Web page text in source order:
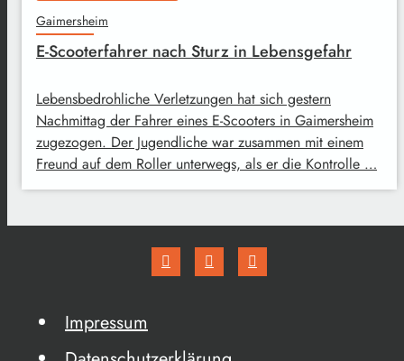
Gaimersheim
E-Scooterfahrer nach Sturz in Lebensgefahr
Lebensbedrohliche Verletzungen hat sich gestern
Nachmittag der Fahrer eines E-Scooters in Gaimersheim
zugezogen. Der Jugendliche war zusammen mit einem
Freund auf dem Roller unterwegs, als er die Kontrolle …
Impressum